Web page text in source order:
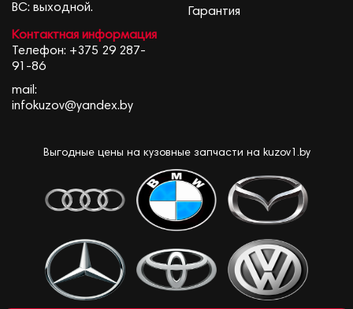
ВС: выходной.
Контактная информация
Телефон: +375 29 287-
91-86
mail:
infokuzov@yandex.by
Гарантия
Выгодные цены на кузовные запчасти на kuzov1.by